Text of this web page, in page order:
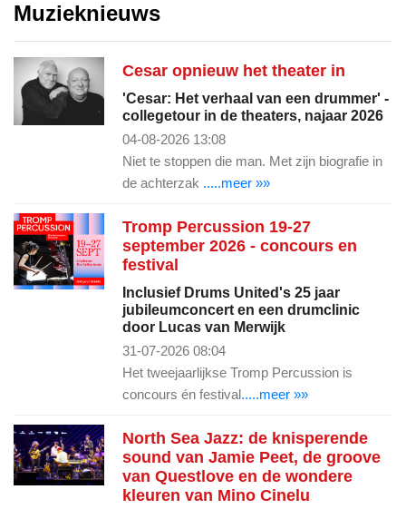
Muzieknieuws
Cesar opnieuw het theater in
'Cesar: Het verhaal van een drummer' -
collegetour in de theaters, najaar 2026
04-08-2026 13:08
Niet te stoppen die man. Met zijn biografie in
de achterzak .....meer »»
Tromp Percussion 19-27
september 2026 - concours en
festival
Inclusief Drums United's 25 jaar
jubileumconcert en een drumclinic
door Lucas van Merwijk
31-07-2026 08:04
Het tweejaarlijkse Tromp Percussion is
concours én festival.....meer »»
North Sea Jazz: de knisperende
sound van Jamie Peet, de groove
van Questlove en de wondere
kleuren van Mino Cinelu